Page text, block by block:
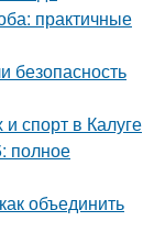
практичные
безопасность
спорт в Калуге
полное
объединить